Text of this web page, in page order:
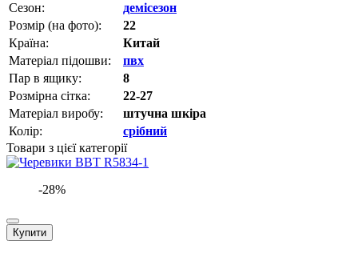
Сезон:
демісезон
Розмір (на фото):
22
Країна:
Китай
Матеріал підошви:
пвх
Пар в ящику:
8
Розмірна сітка:
22-27
Матеріал виробу:
штучна шкіра
Колір:
срібний
Товари з цієї категорії
-28%
Купити